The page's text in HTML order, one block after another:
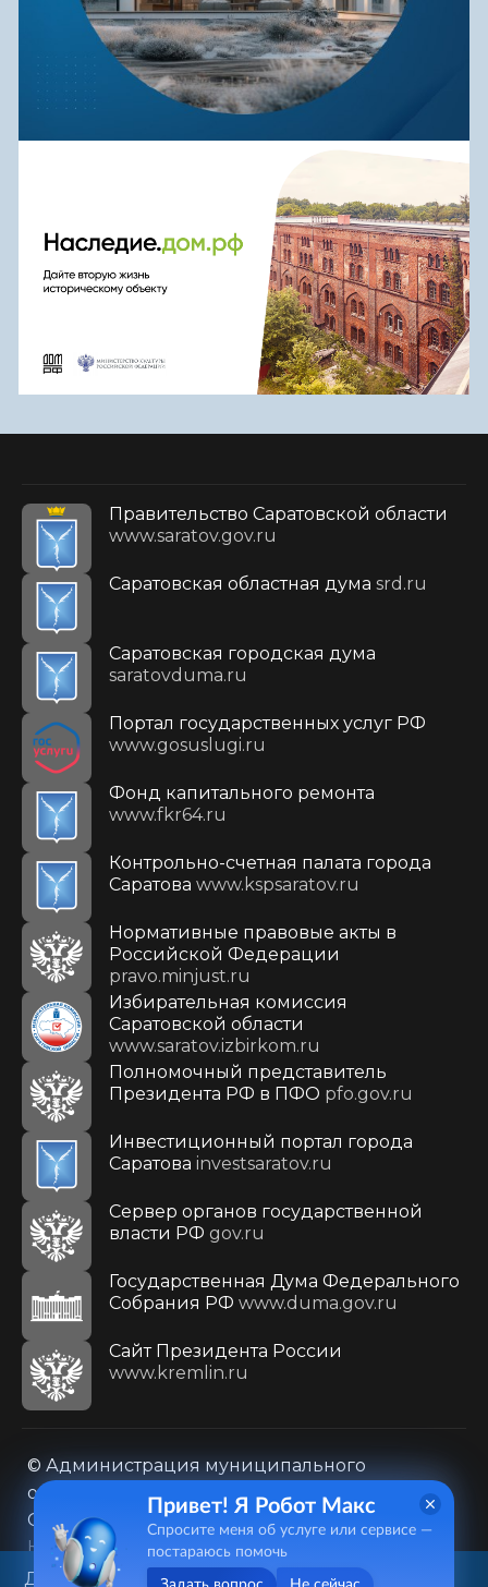
Правительство Саратовской области
www.saratov.gov.ru
Саратовская областная дума srd.ru
Саратовская городская дума
saratovduma.ru
Портал государственных услуг РФ
www.gosuslugi.ru
Фонд капитального ремонта
www.fkr64.ru
Контрольно-счетная палата города
Саратова www.kspsaratov.ru
Нормативные правовые акты в
Российской Федерации
pravo.minjust.ru
Избирательная комиссия
Саратовской области
www.saratov.izbirkom.ru
Полномочный представитель
Президента РФ в ПФО pfo.gov.ru
Инвестиционный портал города
Саратова investsaratov.ru
Сервер органов государственной
власти РФ gov.ru
Государственная Дума Федерального
Собрания РФ www.duma.gov.ru
Cайт Президента России
www.kremlin.ru
© Администрация муниципального
образования городского округа «Город
Саратов»
Контакты
Карта сайта
Политика в отношении обработки
Данный веб-сайт использует
Привет! Я Робот Макс
Спросите меня об услуге или сервисе —
постараюсь помочь